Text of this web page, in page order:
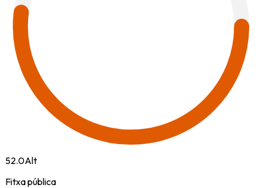
52.0Alt
Fitxa pública